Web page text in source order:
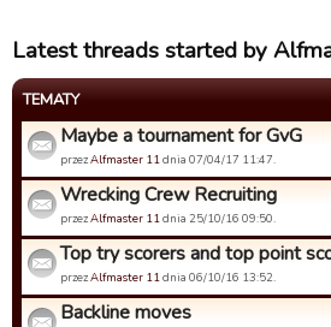
Latest threads started by
TEMATY
Maybe a tournament for GvG
przezAlfmaster 11dnia 07/04/17 11:47.
Wrecking Crew Recruiting
przezAlfmaster 11dnia 25/10/16 09:50.
Top try scorers and top point
przezAlfmaster 11dnia 06/10/16 13:52.
Backline moves